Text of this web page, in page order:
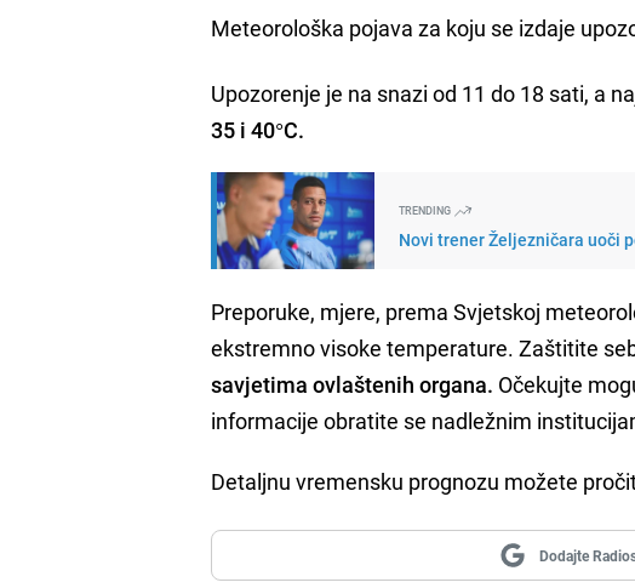
Meteorološka pojava za koju se izdaje
Upozorenje je na snazi od 11 do 18 sati, a
35 i 40°C.
TRENDING
Novi trener Željezničara uoči
Preporuke, mjere, prema Svjetskoj
ekstremno visoke temperature. Zaštitite
savjetima ovlaštenih organa. Očekujte
informacije obratite se nadležnim
Detaljnu vremensku prognozu možete
Dodajte